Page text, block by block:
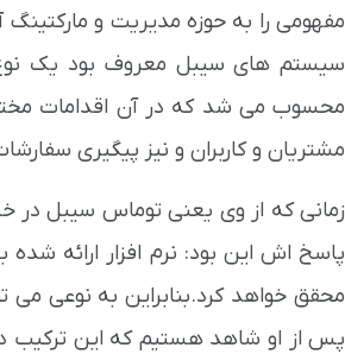
مفهومی را به حوزه مدیریت و
سیستم های سیبل معروف بود یک نوع
محسوب می شد که در آن اقدامات
مشتریان و کاربران و نیز پیگیری
زمانی که از وی یعنی توماس سیبل در
پاسخ اش این بود: نرم افزار ارائه
محقق خواهد کرد.بنابراین به نوعی می
پس از او شاهد هستیم که این ترکیب